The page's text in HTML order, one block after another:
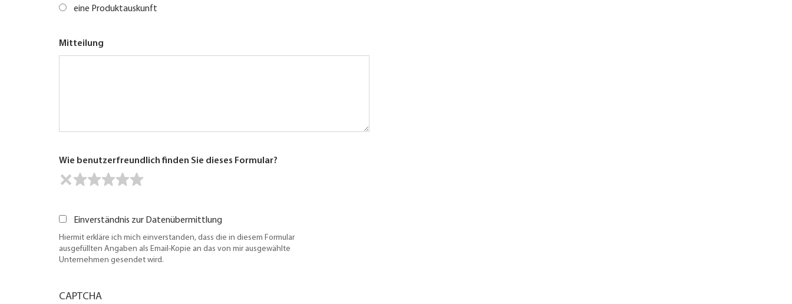
eine Produktauskunft
Mitteilung
Wie benutzerfreundlich finden Sie dieses Formular?
Einverständnis zur Datenübermittlung
Hiermit erkläre ich mich einverstanden, dass die in diesem Formular
ausgefüllten Angaben als Email-Kopie an das von mir ausgewählte
Unternehmen gesendet wird.
CAPTCHA